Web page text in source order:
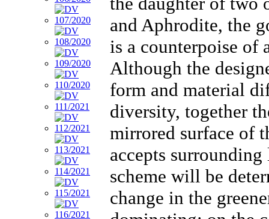
and Aphrodite, the
is a counterpoise of
Although the
form and material
diversity, together
mirrored surface of
accepts
scheme will be
change in the